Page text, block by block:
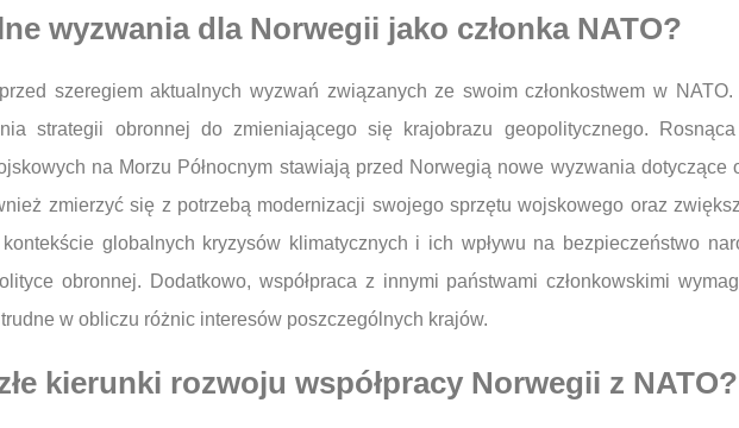
wyzwania dla Norwegii jako członka NATO?
szeregiem aktualnych wyzwań związanych ze swoim członkostwem w
strategii obronnej do zmieniającego się krajobrazu geopolitycznego.
na Morzu Północnym stawiają przed Norwegią nowe wyzwania
zmierzyć się z potrzebą modernizacji swojego sprzętu wojskowego oraz
globalnych kryzysów klimatycznych i ich wpływu na bezpieczeństwo
obronnej. Dodatkowo, współpraca z innymi państwami członkowskimi
w obliczu różnic interesów poszczególnych krajów.
kierunki rozwoju współpracy Norwegii z NATO?